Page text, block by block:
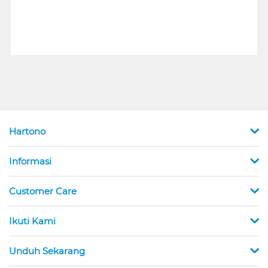
Hartono
Informasi
Customer Care
Ikuti Kami
Unduh Sekarang